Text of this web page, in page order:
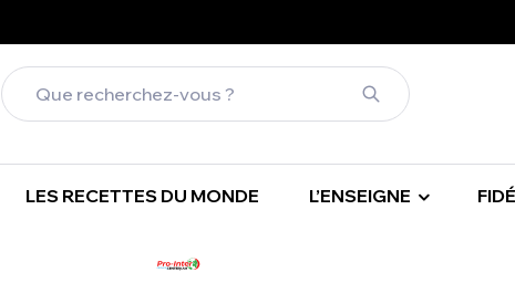
LES RECETTES DU MONDE L’ENSEIGNE